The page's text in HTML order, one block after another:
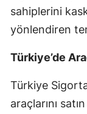
sahiplerini
yönlendiren
Türkiye’de
Türkiye
araçlarını